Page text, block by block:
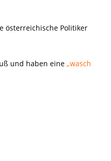
österreichische Politiker
und haben eine „wasch